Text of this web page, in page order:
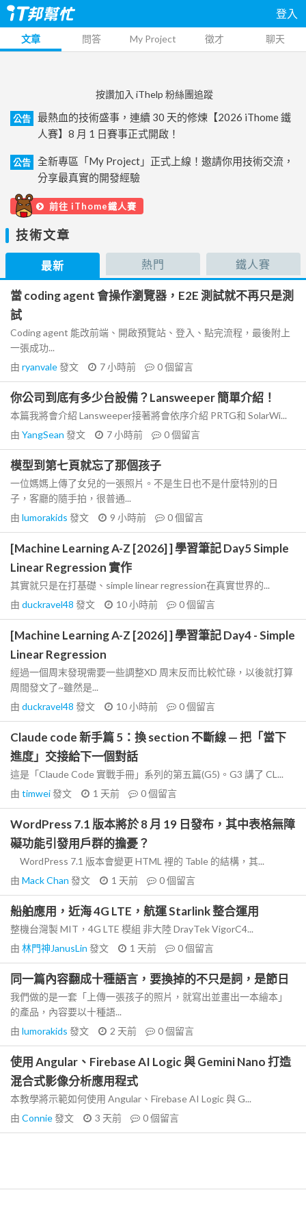
登入
文章 問答 My Project 徵才 聊天
按讚加入 iThelp 粉絲團追蹤
公告
最熱血的技術盛事，連續 30 天的修煉【2026 iThome 鐵
人賽】8 月 1 日賽事正式開啟！
公告
全新專區「My Project」正式上線！邀請你用技術交流，
分享最真實的開發經驗
前往 iThome鐵人賽
技術文章
最新 熱門 鐵人賽
當 coding agent 會操作瀏覽器，E2E 測試就不再只是測
試
Coding agent 能改前端、開啟預覽站、登入、點完流程，最後附上
一張成功...
由 ryanvale發文 7 小時前 0個留言
你公司到底有多少台設備？Lansweeper 簡單介紹！
本篇我將會介紹 Lansweeper接著將會依序介紹 PRTG和 SolarWi...
由 YangSean 發文 7 小時前 0個留言
模型到第七頁就忘了那個孩子
一位媽媽上傳了女兒的一張照片。不是生日也不是什麼特別的日
子，客廳的隨手拍，很普通...
由 lumorakids 發文 9 小時前 0個留言
[Machine Learning A-Z [2026] ] 學習筆記 Day5 Simple
Linear Regression 實作
其實就只是在打基礎、simple linear regression在真實世界的...
由 duckravel48 發文 10 小時前 0個留言
[Machine Learning A-Z [2026] ] 學習筆記 Day4 - Simple
Linear Regression
經過一個周末發現需要一些調整XD 周末反而比較忙碌，以後就打算
周間發文了~雖然是...
由 duckravel48 發文 10 小時前 0個留言
Claude code 新手篇 5：換 section 不斷線 — 把「當下
進度」交接給下一個對話
這是「Claude Code 實戰手冊」系列的第五篇(G5)。G3 講了 CL...
由 timwei發文 1 天前 0個留言
WordPress 7.1 版本將於 8 月 19 日發布，其中表格無障
礙功能引發用戶群的擔憂？
WordPress 7.1 版本會變更 HTML 裡的 Table 的結構，其...
由 Mack Chan 發文 1 天前 0個留言
船舶應用，近海 4G LTE，航運 Starlink 整合運用
整機台灣製 MIT，4G LTE 模組 非大陸 DrayTek VigorC4...
由 林門神JanusLin 發文 1 天前 0個留言
同一篇內容翻成十種語言，要換掉的不只是詞，是節日
我們做的是一套「上傳一張孩子的照片，就寫出並畫出一本繪本」
的產品，內容要以十種語...
由 lumorakids 發文 2 天前 0個留言
使用 Angular、Firebase AI Logic 與 Gemini Nano 打造
混合式影像分析應用程式
本教學將示範如何使用 Angular、Firebase AI Logic 與 G...
由 Connie發文 3 天前 0個留言